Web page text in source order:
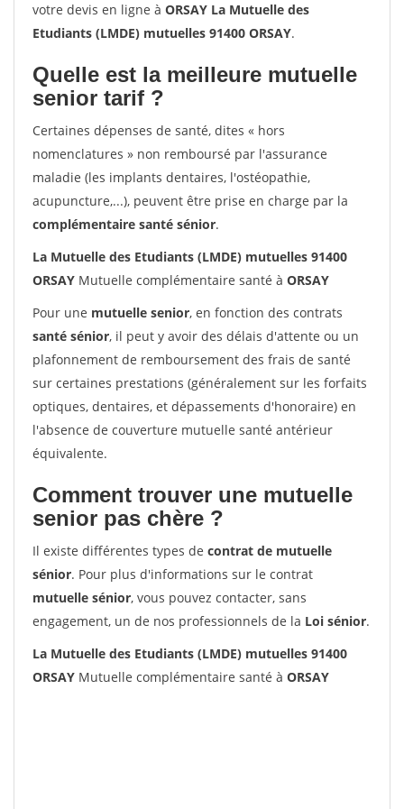
votre devis en ligne à ORSAY La Mutuelle des
Etudiants (LMDE) mutuelles 91400 ORSAY.
Quelle est la meilleure mutuelle
senior tarif ?
Certaines dépenses de santé, dites « hors
nomenclatures » non remboursé par l'assurance
maladie (les implants dentaires, l'ostéopathie,
acupuncture,...), peuvent être prise en charge par la
complémentaire santé sénior.
La Mutuelle des Etudiants (LMDE) mutuelles 91400
ORSAY Mutuelle complémentaire santé à ORSAY
Pour une mutuelle senior, en fonction des contrats
santé sénior, il peut y avoir des délais d'attente ou un
plafonnement de remboursement des frais de santé
sur certaines prestations (généralement sur les forfaits
optiques, dentaires, et dépassements d'honoraire) en
l'absence de couverture mutuelle santé antérieur
équivalente.
Comment trouver une mutuelle
senior pas chère ?
Il existe différentes types de contrat de mutuelle
sénior. Pour plus d'informations sur le contrat
mutuelle sénior, vous pouvez contacter, sans
engagement, un de nos professionnels de la Loi sénior.
La Mutuelle des Etudiants (LMDE) mutuelles 91400
ORSAY Mutuelle complémentaire santé à ORSAY